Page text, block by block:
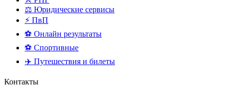
⚖️ Юридические сервисы
⚡ ПвП
⚽ Онлайн результаты
⚽ Спортивные
✈️ Путешествия и билеты
Контакты